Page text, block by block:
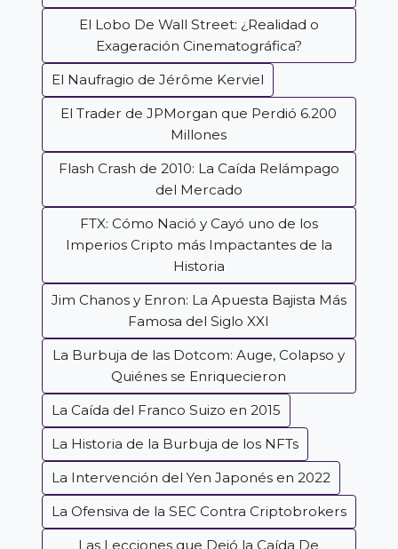
El Lobo De Wall Street: ¿Realidad o
Exageración Cinematográfica?
El Naufragio de Jérôme Kerviel
El Trader de JPMorgan que Perdió 6.200
Millones
Flash Crash de 2010: La Caída Relámpago
del Mercado
FTX: Cómo Nació y Cayó uno de los
Imperios Cripto más Impactantes de la
Historia
Jim Chanos y Enron: La Apuesta Bajista Más
Famosa del Siglo XXI
La Burbuja de las Dotcom: Auge, Colapso y
Quiénes se Enriquecieron
La Caída del Franco Suizo en 2015
La Historia de la Burbuja de los NFTs
La Intervención del Yen Japonés en 2022
La Ofensiva de la SEC Contra Criptobrokers
Las Lecciones que Dejó la Caída De